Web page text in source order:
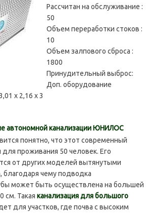
Рассчитан на обслуживание :
50
Объем переработки стоков :
10
Объем залпового сброса :
1800
Принудительный выброс:
Доп. оборудование
х 2,16 х 3
автономной канализации ЮНИЛОС
понятно, что этот современный
для проживания 50 человек. Его
от других моделей вытянутыми
благодаря чему подводка
может быть осуществлена на большей
см. Такая канализация для большого
для участков, где почва с высоким